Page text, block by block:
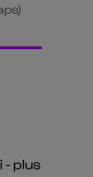
- plus